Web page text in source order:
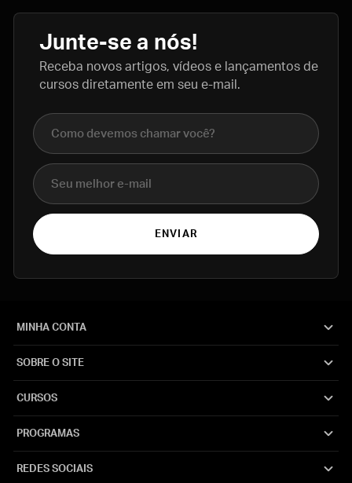
Junte-se a nós!
Receba novos artigos, vídeos e lançamentos de
cursos diretamente em seu e-mail.
Nome completo
E-mail
ENVIAR
MINHA CONTA
SOBRE O SITE
CURSOS
PROGRAMAS
REDES SOCIAIS